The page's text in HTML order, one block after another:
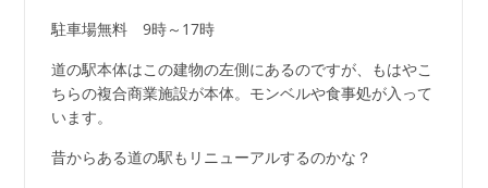
駐車場無料 9時～17時
道の駅本体はこの建物の左側にあるのですが、もはやこ
ちらの複合商業施設が本体。モンベルや食事処が入って
います。
昔からある道の駅もリニューアルするのかな？